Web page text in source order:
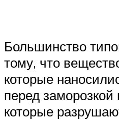
Большинство
тому, что
которые
перед
которые